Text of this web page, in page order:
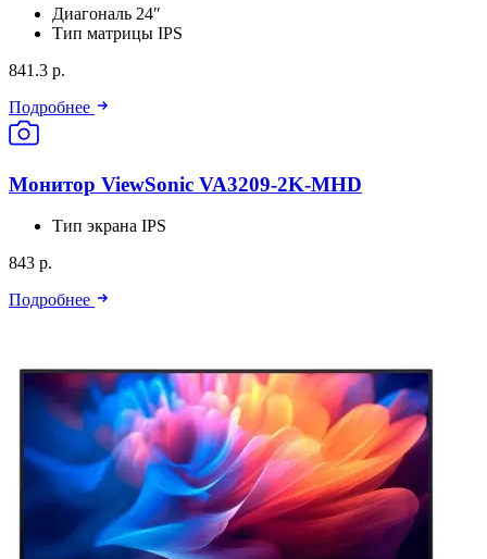
Диагональ 24″
Тип матрицы IPS
841.3 р.
Подробнее
Монитор ViewSonic VA3209-2K-MHD
Тип экрана IPS
843 р.
Подробнее